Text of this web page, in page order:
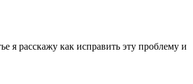
я расскажу как исправить эту проблему и